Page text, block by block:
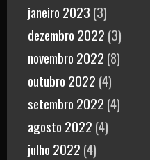
janeiro 2023 (3)
dezembro 2022 (3)
novembro 2022 (8)
outubro 2022 (4)
setembro 2022 (4)
agosto 2022 (4)
julho 2022 (4)